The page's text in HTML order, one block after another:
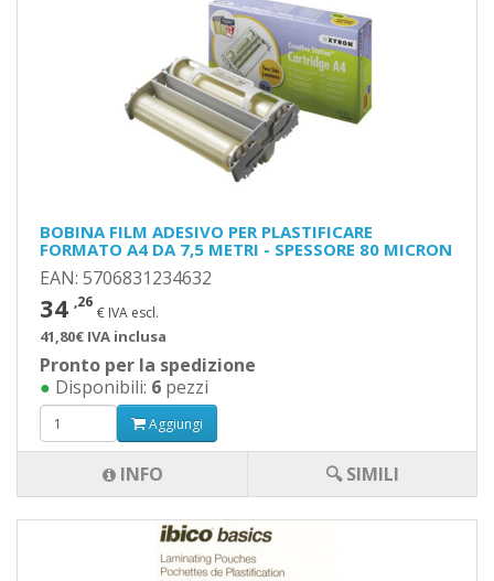
BOBINA FILM ADESIVO PER PLASTIFICARE
FORMATO A4 DA 7,5 METRI - SPESSORE 80 MICRON
EAN: 5706831234632
34 ,26
€ IVA escl.
41,80€ IVA inclusa
Pronto per la spedizione
● Disponibili: 6 pezzi
Aggiungi
INFO 🔍 SIMILI